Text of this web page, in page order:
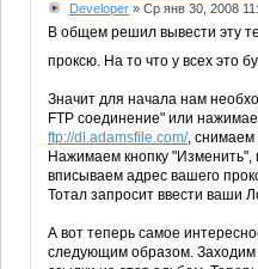
Developer » Ср янв 30, 2008
В общем решил вывести эту
проксю. На то что у всех это
Значит для начала нам
FTP соединение" или
ftp://dl.adamsfile.com/, снимаем
Нажимаем кнопку "Изменить",
вписываем адрес вашего
Тотал запросит ввести ваши
А вот теперь самое
следующим образом. Заходим